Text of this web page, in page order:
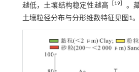
越低，土壤结构稳定性越高［ 19
。
土壤粒径分布与分形维数特征见图1。